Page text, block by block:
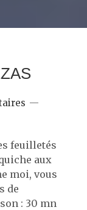
feuilletés
aux
moi, vous
de
: 30 mn